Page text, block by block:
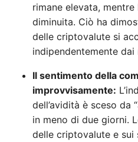
rimane elevata,
diminuita. Ciò ha
delle criptovalute si
indipendentemente
Il sentimento della
improvvisamente:
dell’avidità è sceso da
in meno di due giorni.
delle criptovalute e sui